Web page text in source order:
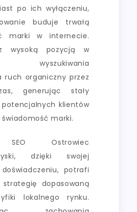
po ich wyłączeniu,
buduje trwałą
marki w internecie.
wysoką pozycją w
wyszukiwania
ruch organiczny przez
generując stały
klientów
marki.
Ostrowiec
dzięki swojej
potrafi
dopasowaną
lokalnego rynku.